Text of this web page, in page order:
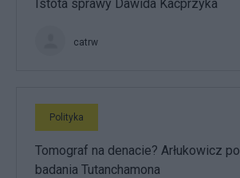
Istota sprawy Dawida Kacprzyka
catrw
Polityka
Tomograf na denacie? Arłukowicz
badania Tutanchamona